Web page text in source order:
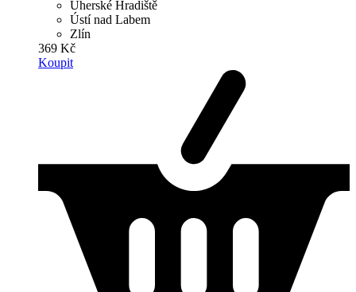
Uherské Hradiště
Ústí nad Labem
Zlín
369 Kč
Koupit